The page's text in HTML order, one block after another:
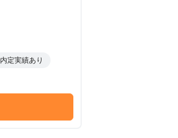
内定実績あり